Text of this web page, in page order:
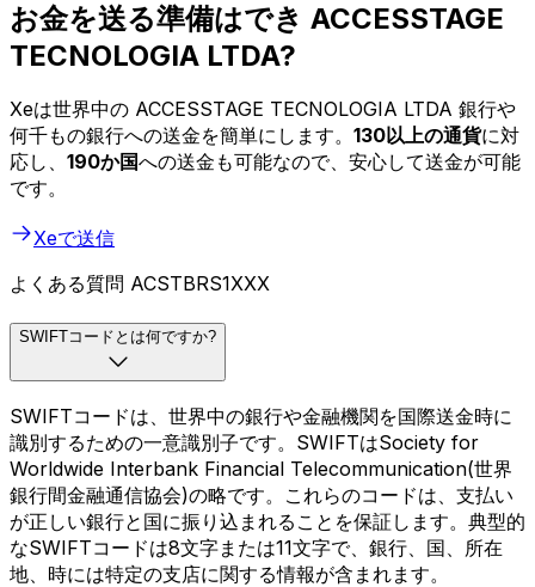
お金を送る準備はでき ACCESSTAGE
TECNOLOGIA LTDA?
Xeは世界中の ACCESSTAGE TECNOLOGIA LTDA 銀行や
何千もの銀行への送金を簡単にします。 130以上の通貨に対
応し、 190か国への送金も可能なので、安心して送金が可能
です。
Xeで送信
よくある質問 ACSTBRS1XXX
SWIFTコードとは何ですか?
SWIFTコードは、世界中の銀行や金融機関を国際送金時に
識別するための一意識別子です。SWIFTはSociety for
Worldwide Interbank Financial Telecommunication(世界
銀行間金融通信協会)の略です。これらのコードは、支払い
が正しい銀行と国に振り込まれることを保証します。典型的
なSWIFTコードは8文字または11文字で、銀行、国、所在
地、時には特定の支店に関する情報が含まれます。